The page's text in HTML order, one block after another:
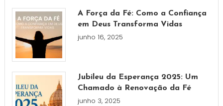
A Força da Fé: Como a Confiança
em Deus Transforma Vidas
junho 16, 2025
Jubileu da Esperança 2025: Um
Chamado à Renovação da Fé
junho 3, 2025